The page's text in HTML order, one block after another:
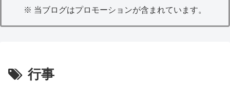
※ 当ブログはプロモーションが含まれています。
行事